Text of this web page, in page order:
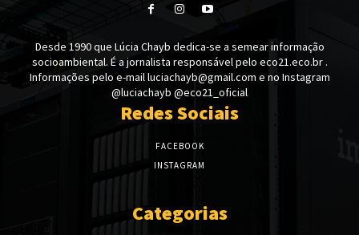
Desde 1990 que Lúcia Chayb dedica-se a semear informação
socioambiental. É a jornalista responsável pelo eco21.eco.br .
Informações pelo e-mail luciachayb@gmail.com e no Instagram
@luciachayb @eco21_oficial
Redes Sociais
FACEBOOK
INSTAGRAM
Categorias